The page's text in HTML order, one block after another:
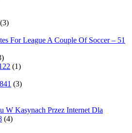
(3)
For League A Couple Of Soccer – 51
(1)
(3)
W Kasynach Przez Internet Dla
(4)